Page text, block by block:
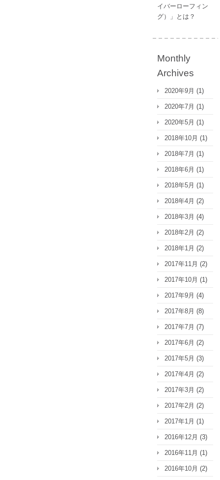
イバーローフィン
グ）」とは？
Monthly
Archives
2020年9月 (1)
2020年7月 (1)
2020年5月 (1)
2018年10月 (1)
2018年7月 (1)
2018年6月 (1)
2018年5月 (1)
2018年4月 (2)
2018年3月 (4)
2018年2月 (2)
2018年1月 (2)
2017年11月 (2)
2017年10月 (1)
2017年9月 (4)
2017年8月 (8)
2017年7月 (7)
2017年6月 (2)
2017年5月 (3)
2017年4月 (2)
2017年3月 (2)
2017年2月 (2)
2017年1月 (1)
2016年12月 (3)
2016年11月 (1)
2016年10月 (2)